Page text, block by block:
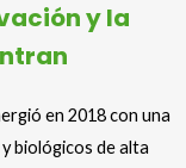
y la
en 2018 con una
biológicos de alta